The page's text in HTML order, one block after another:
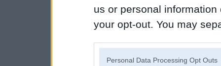
us or personal
your opt-out. You may
Personal Data Processing Opt Outs